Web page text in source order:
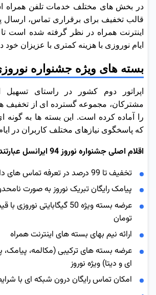
در بخش های مختلف خدمات تلفن همراه
قالب تخفیف برای برقراری تماس، ارسال
اینترنت همراه در نظر گرفته شده است تا
ایام نوروزی با هزینه کمتری با عزیزان خود
بسته های ویژه جشنواره
اپراتور دوم کشور در راستای تسهیل
مشترکان، مجموعه گسترده ای از تخفیف
را آماده کرده است. این بسته ها به
که پاسخگوی نیازهای مختلف کاربران در
اقلام اصلی جشنواره نوروز 94 ایرانسل عبارتند از:
تخفیف تا 99 درصد در تعرفه تماس های داخل شبکه
پیامک رایگان تبریک نوروز به صورت
تومان
ارائه نیم بهای بسته های اینترنت همراه
عرضه بسته های ترکیبی (مکالمه، پیامک،
ای و دیتا) ویژه نوروز
امکان تماس رایگان درون شبکه ای با